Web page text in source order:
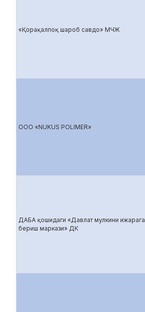
«Қорақалпоқ шароб савдо» МЧЖ
ООО «NUKUS POLIMER»
ДАБА қошидаги «Давлат мулкини ижарага
бериш маркази» ДК